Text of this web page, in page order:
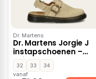
Dr. Martens
Dr. Martens Jorgie J
instapschoenen –
Beige
32 33
34
vanaf